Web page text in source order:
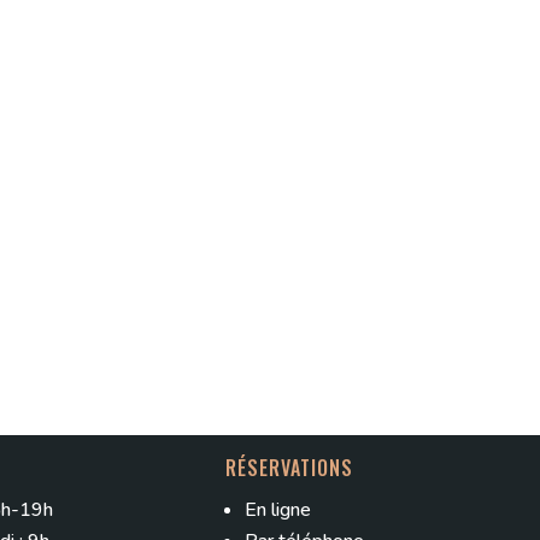
19h
RÉSERVATIONS
En ligne